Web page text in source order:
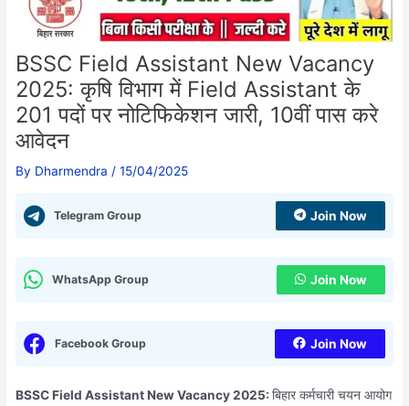
BSSC Field Assistant New Vacancy
2025: कृषि विभाग में Field Assistant के
201 पदों पर नोटिफिकेशन जारी, 10वीं पास करे
आवेदन
By Dharmendra /15/04/2025
Telegram Group Join Now
WhatsApp Group Join Now
Facebook Group Join Now
BSSC Field Assistant New Vacancy 2025:बिहार कर्मचारी चयन आयोग